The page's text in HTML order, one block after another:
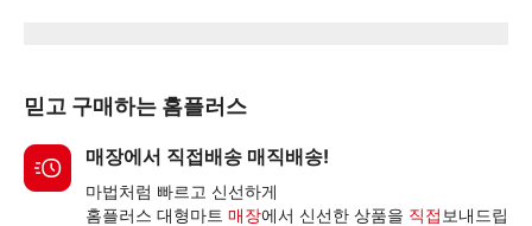
믿고 구매하는 홈플러스
매장에서 직접배송 매직배송!
마법처럼 빠르고 신선하게
홈플러스 대형마트 매장에서 신선한 상품을 직접 보내드립